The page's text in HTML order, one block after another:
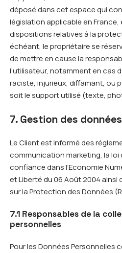
déposé dans cet espace qui
législation applicable en
dispositions relatives à la
échéant, le propriétaire se
de mettre en cause la
l’utilisateur, notamment en cas
raciste, injurieux, diffamant, ou
soit le support utilisé (texte,
7. Gestion des
Le Client est informé des
communication marketing, la loi
confiance dans l’Economie
et Liberté du 06 Août 2004 ainsi
sur la Protection des Données
7.1 Responsables de la
personnelles
Pour les Données Personnelles